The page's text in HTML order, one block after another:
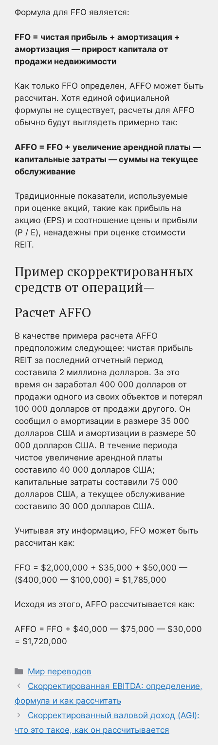
Формула для FFO является:
FFO = чистая прибыль + амортизация +
амортизация — прирост капитала от
продажи недвижимости
Как только FFO определен, AFFO может быть
рассчитан. Хотя единой официальной
формулы не существует, расчеты для AFFO
обычно будут выглядеть примерно так:
AFFO = FFO + увеличение арендной платы —
капитальные затраты — суммы на текущее
обслуживание
Традиционные показатели, используемые
при оценке акций, такие как прибыль на
акцию (EPS) и соотношение цены и прибыли
(P / E), ненадежны при оценке стоимости
REIT.
Пример скорректированных
средств от операций—
Расчет AFFO
В качестве примера расчета AFFO
предположим следующее: чистая прибыль
REIT за последний отчетный период
составила 2 миллиона долларов. За это
время он заработал 400 000 долларов от
продажи одного из своих объектов и потерял
100 000 долларов от продажи другого. Он
сообщил о амортизации в размере 35 000
долларов США и амортизации в размере 50
000 долларов США. В течение периода
чистое увеличение арендной платы
составило 40 000 долларов США;
капитальные затраты составили 75 000
долларов США, а текущее обслуживание
составило 30 000 долларов США.
Учитывая эту информацию, FFO может быть
рассчитан как:
FFO = $2,000,000 + $35,000 + $50,000 —
($400,000 — $100,000) = $1,785,000
Исходя из этого, AFFO рассчитывается как:
AFFO = FFO + $40,000 — $75,000 — $30,000
= $1,720,000
Рубрики
Мир переводов
Скорректированная EBITDA: определение,
формула и как рассчитать
Скорректированный валовой доход (AGI):
что это такое, как он рассчитывается